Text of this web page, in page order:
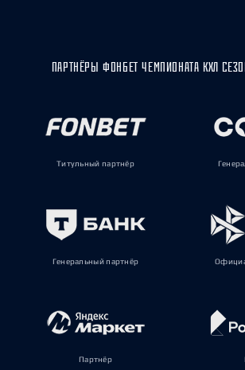
ПАРТНЁРЫ ФОНБЕТ ЧЕМПИОНАТА КХЛ
Титульный партнёр
Генеральный партнёр
Партнёр